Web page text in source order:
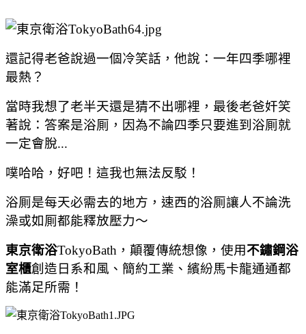
還記得老爸說過一個冷笑話，他說：一年四季哪裡
最熱？
當時我想了老半天還是猜不出哪裡，最後老爸奸笑
著說：答案是浴厠 ， 因為不論四季只要進到浴厠就
一定會脫...
噗哈哈，好吧！這我也無法反駁！
浴厠是每天必需去的地方，速西的浴厠讓人不論洗
澡或如厠都能釋放壓力～
東京衛浴TokyoBath， 顛覆傳統想像， 使用不鏽鋼浴
室櫃創造日系和風、簡約工業、繽紛馬卡龍通通都
能滿足所需！